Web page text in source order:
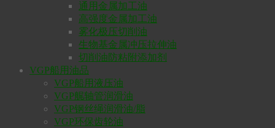
通用金属加工油
高强度金属加工油
雾化极压切削油
生物基金属冲压拉伸油
切削油防粘附添加剂
VGP船用油品
VGP船用液压油
VGP艉轴管润滑油
VGP钢丝绳润滑油/脂
VGP环保齿轮油